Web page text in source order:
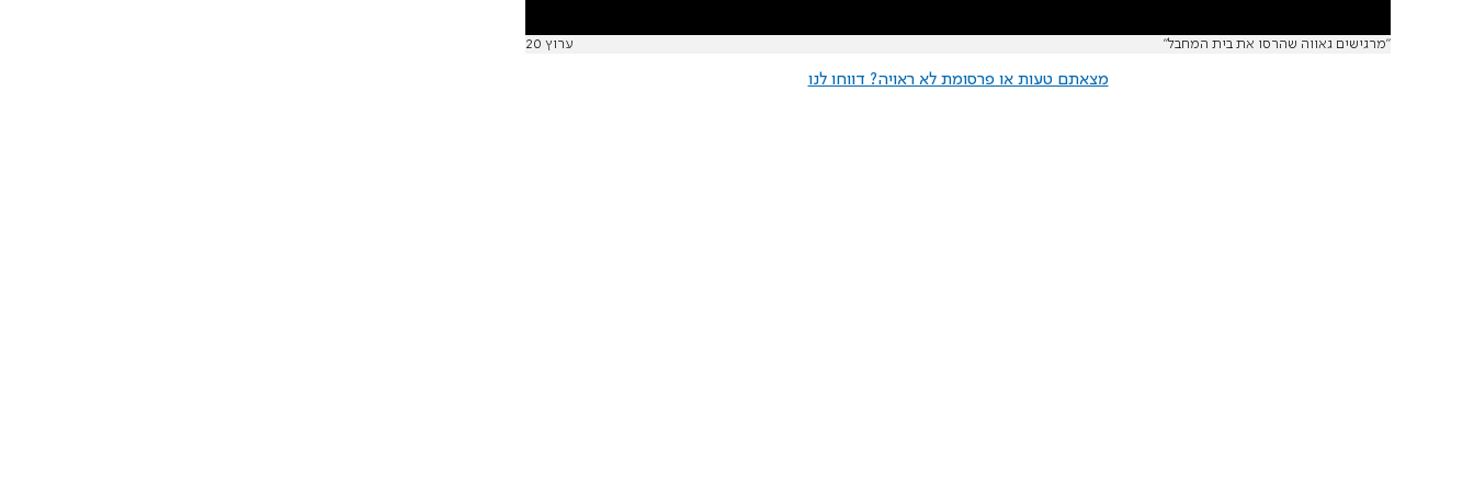
"מרגישים גאווה שהרסו את בית המחבל" ערוץ 20
מצאתם טעות או פרסומת לא ראויה? דווחו לנו